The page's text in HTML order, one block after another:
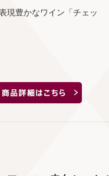
現豊かなワイン「チェッ